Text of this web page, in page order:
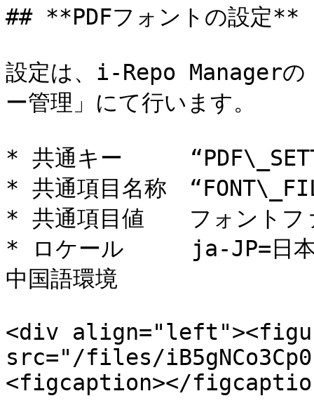
## **PDFフォントの設定**
設定は、i-Repo Managerの
ー管理」にて行います。
* 共通キー　　　
* 共通項目名称　
* 共通項目値　　フォントフ
* ロケール　　　ja-JP=日
中国語環境
<div
src="/files/
<figcaption></